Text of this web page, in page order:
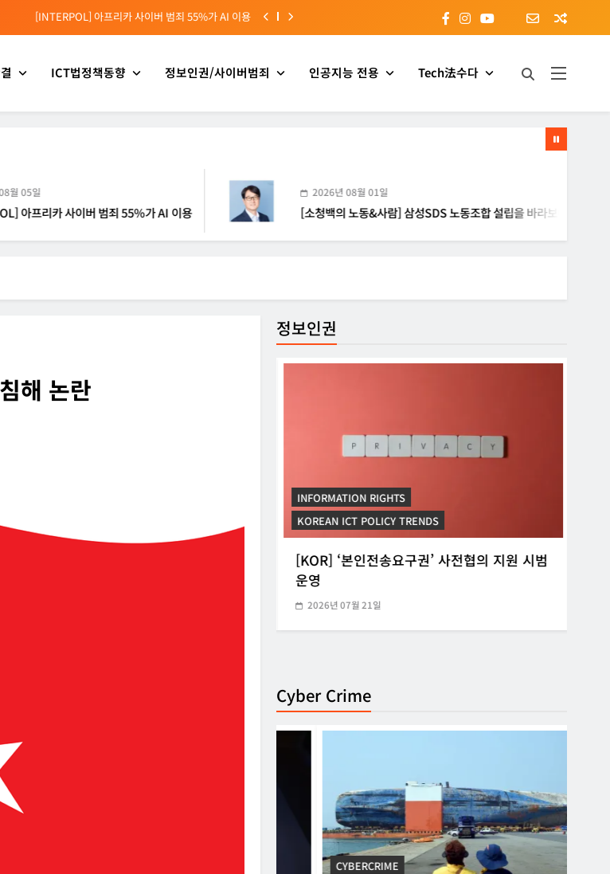
[INTERPOL] 아프리카 사이버 범죄 55%가 AI 이용
[전문가 칼럼] “USB 하나로 수십억이 빠져나간다”
[USA] CLARITY 법안의 AI 샌드박스 조항 삭제 촉구
[소청백의 노동&사람] 삼성SDS 노동조합 설립을 바라보며
ICT법정책동향 정보인권/사이버범죄 인공지능 전용 Tech法수다
이버 범죄 55%가 AI 이용
2026년 08월 01일
[소청백의 노동&사람] 삼성SDS 노동조합 설립을 바라보며
해 논란
정보인권
INFORMATION RIGHTS
KOREAN ICT POLICY TRENDS
[KOR] ‘본인전송요구권’ 사전협의 지원 시범
운영
2026년 07월 21일
Cyber Crime
CYBERCRIME